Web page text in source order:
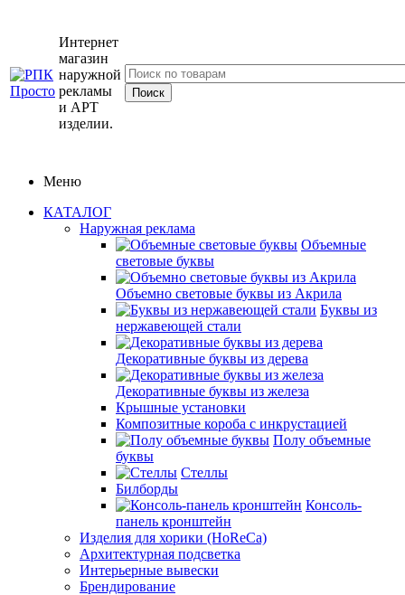
Интернет
магазин
наружной
рекламы
и АРТ
изделии.
Меню
КАТАЛОГ
Наружная реклама
Объемные
световые буквы
Объемно световые буквы из Акрила
Буквы из
нержавеющей стали
Декоративные буквы из дерева
Декоративные буквы из железа
Крышные установки
Композитные короба с инкрустацией
Полу объемные
буквы
Стеллы
Билборды
Консоль-
панель кронштейн
Изделия для хорики (HoReCa)
Архитектурная подсветка
Интерьерные вывески
Брендирование